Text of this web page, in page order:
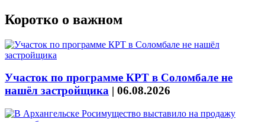
Коротко о важном
Участок по программе КРТ в Соломбале не
нашёл застройщика | 06.08.2026